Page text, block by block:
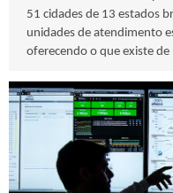
51 cidades de 13 estados
unidades de atendimento
oferecendo o que existe